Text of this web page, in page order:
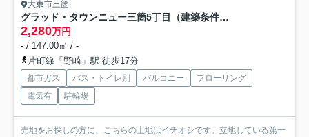
大東市三箇
グラッド・タウンニュー三箇5丁目（建築条件付き土地）
2,280万円
- / 147.00㎡ / -
片町線「野崎」駅 徒歩17分
都市ガス バス・トイレ別 バルコニー
フローリング
電気有
駐輪場
売地をお探しの方に、こちらの土地はイチオシです。立地している第一